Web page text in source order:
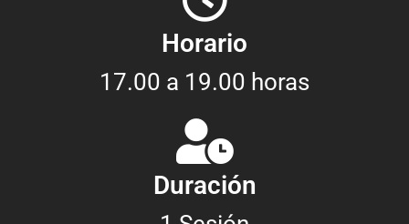
Horario
17.00 a 19.00 horas
Duración